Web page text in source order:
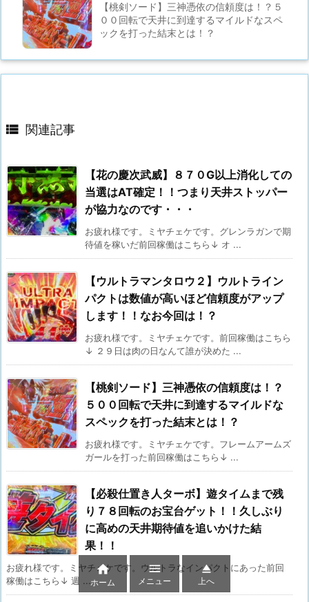
【桃剣ソード】三神憑依の信頼度は！？５
００回転で天井に到達するマイルドなスペ
ックを打った結末とは！？
 関連記事
【花の慶次武威】８７０G以上消化しての
当選はAT確定！！つまり天井ストッパー
が協力なのです・・・
お疲れ様です。ミヤチェケです。グレンラガンで期
待値を稼いだ前回稼働はこちら↓ オ ...
【ウルトラマンタロウ２】ウルトライン
パクトは数値が高いほど信頼度がアップ
します！！なお今回は！？
お疲れ様です。ミヤチェケです。前回稼働はこちら
↓ ２９日は肉の日なんて誰が決めた ...
【桃剣ソード】三神憑依の信頼度は！？
５００回転で天井に到達するマイルドな
スペックを打った結末とは！？
お疲れ様です。ミヤチェケです。フレームアームズ
ガールを打った前回稼働はこちら↓ ...
【必殺仕置き人ターボ】遊タイムまで残
り７８回転のお宝台ゲット！！久しぶり
に高めの天井期待値を追いかけた結
果！！
お疲れ様です。ミヤチェケです。ウルトラなインパクトにあった前回
稼働はこちら↓ 週 ...

ホーム

メニュー

上へ